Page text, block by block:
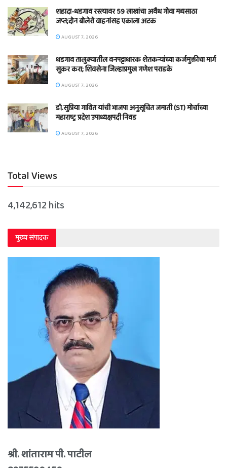
शहादा-धडगाव रस्त्यावर 59 लाखांचा अवैध गोवा मद्यसाठा
जप्त;दोन बोलेरो वाहनांसह एकाला अटक
AUGUST 7, 2026
धडगाव तालुक्यातील वनपट्टाधारक शेतकऱ्यांच्या कर्जमुक्तीचा मार्ग
सुकर करा; शिवसेना जिल्हाप्रमुख गणेश पराडके
AUGUST 7, 2026
डॉ.सुप्रिया गावित यांची भाजपा अनुसूचित जमाती (ST) मोर्चाच्या
महाराष्ट्र प्रदेश उपाध्यक्षपदी निवड
AUGUST 7, 2026
Total Views
4,142,612 hits
मुख्य संपादक
श्री. शांताराम पी. पाटील